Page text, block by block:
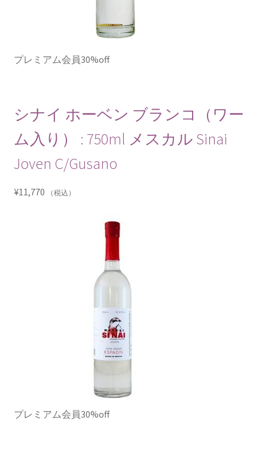
プレミアム会員30%off
シナイ ホーベン ブランコ（ワー
ム入り） : 750ml メスカル Sinai
Joven C/Gusano
¥11,770 （税込）
プレミアム会員30%off